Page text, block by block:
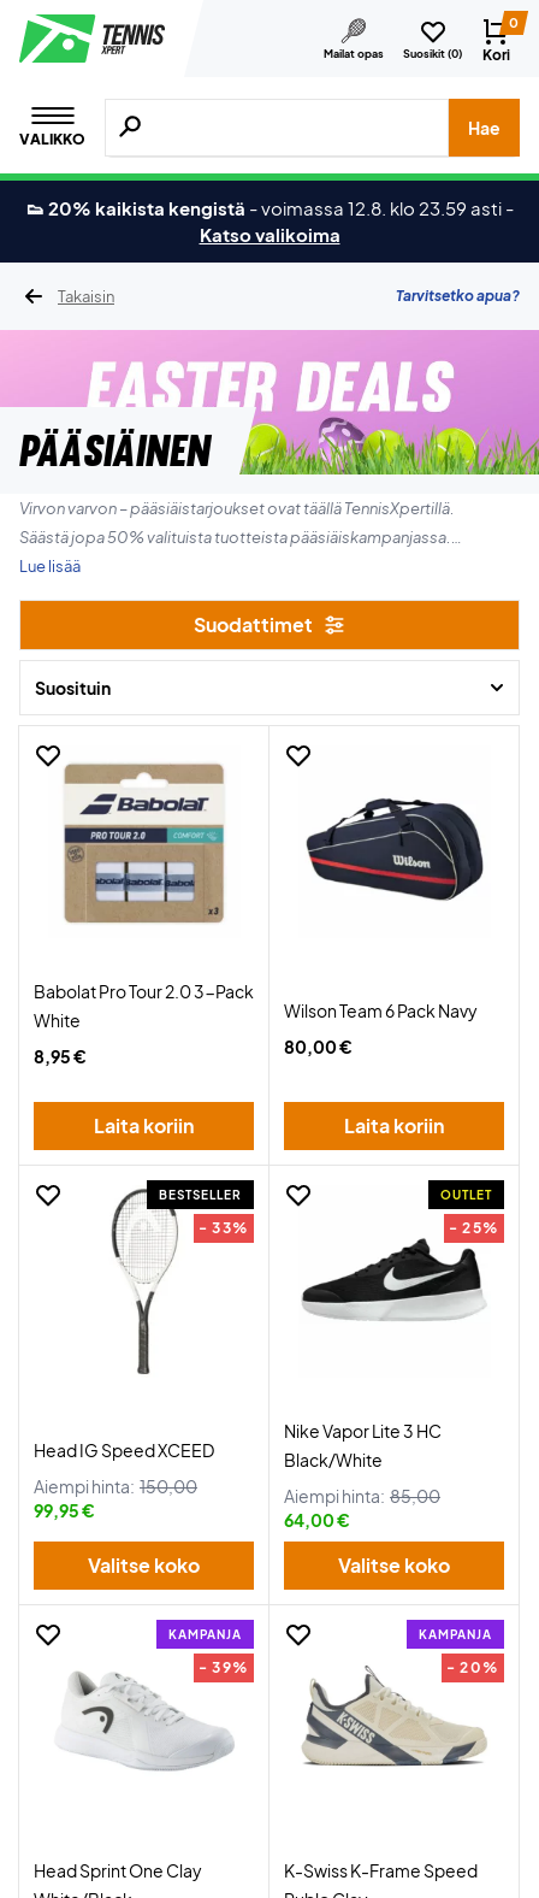
Mailat opas Suosikit (0)
0
Kori
VALIKKO
Hae tuotteita, merkkejä jne.
Hae
👟 20% kaikista kengistä -voimassa 12.8. klo 23.59 asti -
Katso valikoima
Takaisin Tarvitsetko apua?
PÄÄSIÄINEN
Virvon varvon – pääsiäistarjoukset ovat täällä TennisXpertillä.
Säästä jopa 50% valituista tuotteista pääsiäiskampanjassa.
Löydä laadukkaita tennisvarusteita hyvään hintaan.
Lue lisää
Suodattimet
Suosituin
Babolat Pro Tour 2.0 3-Pack
White
8,95 €
Laita koriin
Wilson Team 6 Pack Navy
80,00 €
Laita koriin
BESTSELLER
- 33%
Head IG Speed XCEED
Aiempi hinta: 150,00
99,95 €
Valitse koko
OUTLET
- 25%
Nike Vapor Lite 3 HC
Black/White
Aiempi hinta: 85,00
64,00 €
Valitse koko
KAMPANJA
- 39%
Head Sprint One Clay
KAMPANJA
- 20%
K-Swiss K-Frame Speed